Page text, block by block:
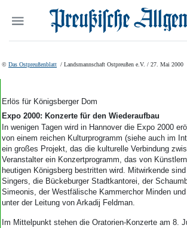
Politik
Gesellschaft
Leben
Geschichte
Ostpreußen
Pommern
Berlin-Brandenburg
Schlesien
Danzig und
Bücher
Suchen und finden
© Das Ostpreußenblatt / Landsmannschaft Ostpreußen e.V. / 27. Mai 2000
Erlös für Königsberger Dom
Expo 2000: Konzerte für den Wiederaufbau
In wenigen Tagen wird in Hannover die Expo 2000
von einem reichen Kulturprogramm (siehe auch im
ein großes Projekt, das die kulturelle Verbindung
Veranstalter ein Konzertprogramm, das von
heutigen Königsberg bestritten wird. Mitwirkende
Singers, die Bückeburger Stadtkantorei, der
Simeonis, der Westfälische Kammerchor Minden
unter der Leitung von Arkadij Feldman.
Im Mittelpunkt stehen die Oratorien-Konzerte am 8.